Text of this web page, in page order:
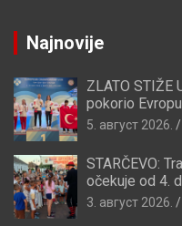
Najnovije
ZLATO STIŽE
pokorio Evropu
5. август 2026.
STARČEVO:
očekuje od 4.
3. август 2026.